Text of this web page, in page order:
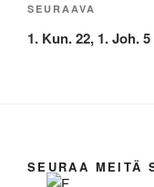
Seuraava
artikkeli
SEURAAVA
1. Kun. 22, 1. Joh. 5
SEURAA MEITÄ